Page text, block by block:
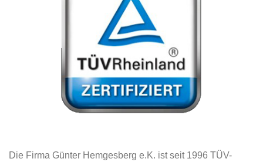
Die Firma Günter Hemgesberg e.K. ist seit 1996 TÜV-